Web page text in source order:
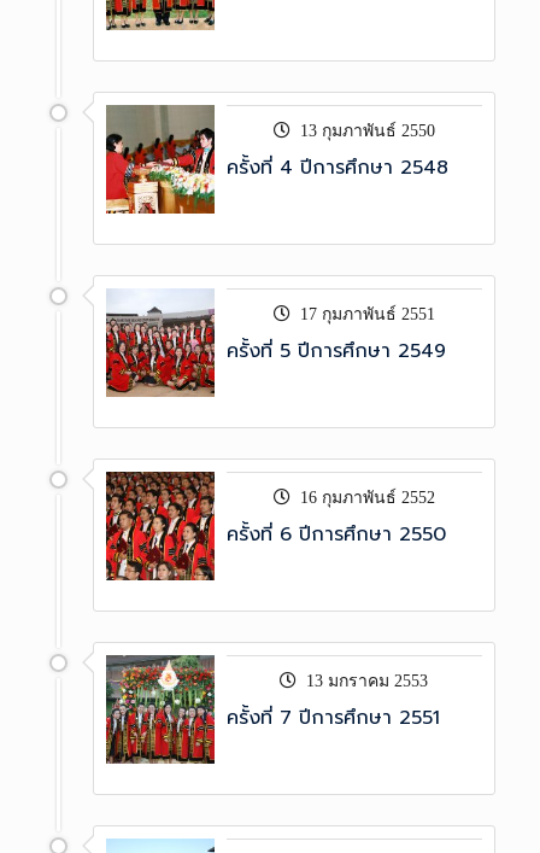
13 กุมภาพันธ์ 2550
ครั้งที่ 4 ปีการศึกษา 2548
17 กุมภาพันธ์ 2551
ครั้งที่ 5 ปีการศึกษา 2549
16 กุมภาพันธ์ 2552
ครั้งที่ 6 ปีการศึกษา 2550
13 มกราคม 2553
ครั้งที่ 7 ปีการศึกษา 2551